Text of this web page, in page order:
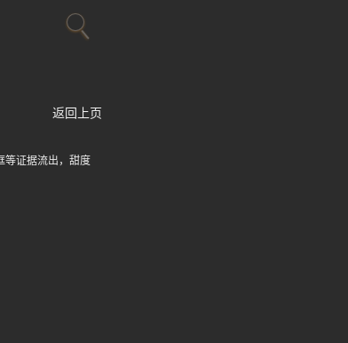
返回上页
等证据流出，甜度